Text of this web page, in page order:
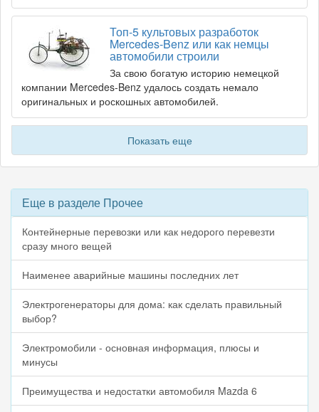
Топ-5 культовых разработок
Mercedes-Benz или как немцы
автомобили строили
За свою богатую историю немецкой
компании Mercedes-Benz удалось создать немало
оригинальных и роскошных автомобилей.
Показать еще
Еще в разделе Прочее
Контейнерные перевозки или как недорого перевезти
сразу много вещей
Наименее аварийные машины последних лет
Электрогенераторы для дома: как сделать правильный
выбор?
Электромобили - основная информация, плюсы и
минусы
Преимущества и недостатки автомобиля Mazda 6